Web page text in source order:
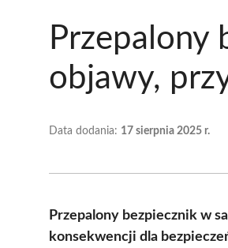
Przepalony
objawy,
Data dodania: 17 sierpnia 2025 r.
Przepalony bezpiecznik w
konsekwencji dla